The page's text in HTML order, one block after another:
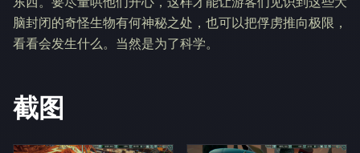
脑封闭的奇怪生物有何神秘之处，也可以把俘虏推向极限，
看看会发生什么。当然是为了科学。
截图